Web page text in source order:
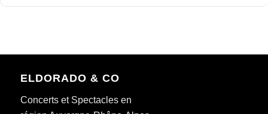
ELDORADO & CO
Concerts et Spectacles en